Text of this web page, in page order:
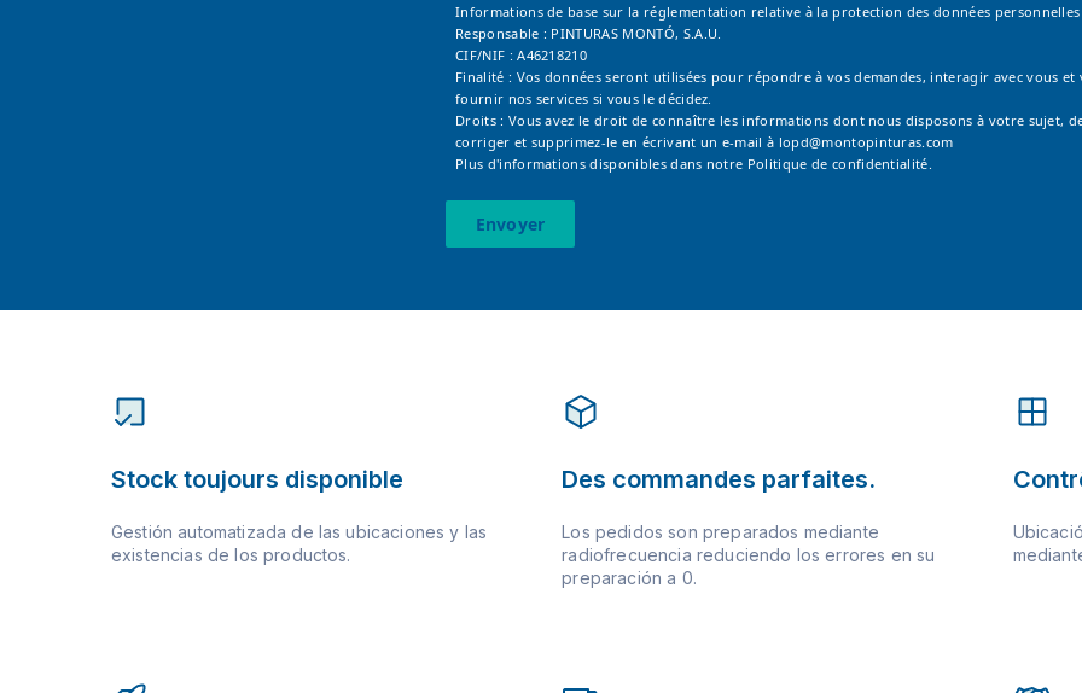
Informations de base sur la réglementation relative à la protection des données
Responsable : PINTURAS MONTÓ, S.A.U.
CIF/NIF : A46218210
Finalité : Vos données seront utilisées pour répondre à vos demandes, interagir avec vous et
fournir nos services si vous le décidez.
Droits : Vous avez le droit de connaître les informations dont nous disposons à votre sujet,
corriger et supprimez-le en écrivant un e-mail à lopd@montopinturas.com
Plus d'informations disponibles dans notre Politique de confidentialité.
Envoyer
Stock toujours disponible
Gestión automatizada de las ubicaciones y las
existencias de los productos.
Des commandes parfaites.
Los pedidos son preparados mediante
radiofrecuencia reduciendo los errores en su
preparación a 0.